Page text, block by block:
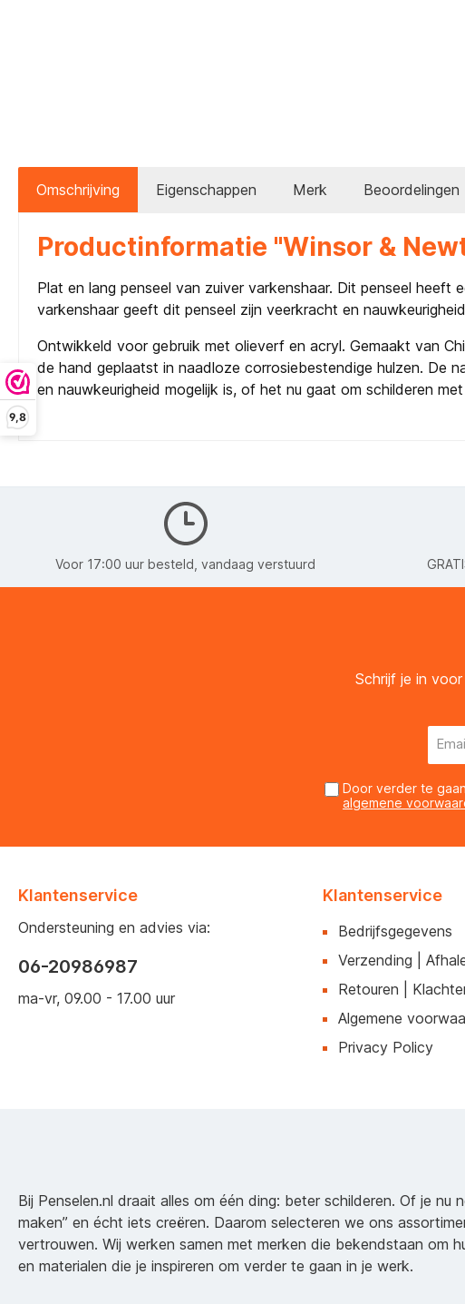
9,8
Omschrijving Eigenschappen Merk Beoordelingen
Productinformatie "Winsor &
Plat en lang penseel van zuiver varkenshaar. Dit penseel
varkenshaar geeft dit penseel zijn veerkracht en
Ontwikkeld voor gebruik met olieverf en acryl. Gemaakt van
de hand geplaatst in naadloze corrosiebestendige hulzen. De
en nauwkeurigheid mogelijk is, of het nu gaat om schilderen
Voor 17:00 uur besteld, vandaag verstuurd
Schrijf je in
Door verder te
algemene
Klantenservice
Ondersteuning en advies via:
06-20986987
ma-vr, 09.00 - 17.00 uur
Klantenservice
Bedrijfsgegevens
Verzending |
Retouren |
Algemene
Privacy Policy
Bij Penselen.nl draait alles om één ding: beter schilderen. Of je
maken” en écht iets creëren. Daarom selecteren we ons
vertrouwen. Wij werken samen met merken die bekendstaan om
en materialen die je inspireren om verder te gaan in je werk.